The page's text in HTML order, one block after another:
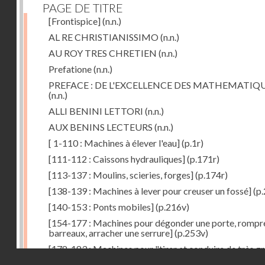
PAGE DE TITRE
[Frontispice](n.n.)
AL RE CHRISTIANISSIMO (n.n.)
AU ROY TRES CHRETIEN (n.n.)
Prefatione(n.n.)
PREFACE : DE L'EXCELLENCE DES
(n.n.)
ALLI BENINI LETTORI (n.n.)
AUX BENINS LECTEURS (n.n.)
[ 1-110 : Machines à élever l'eau](p.1r)
[111-112 : Caissons hydrauliques](p.171r)
[113-137 : Moulins, scieries, forges](p.174r)
[138-139 : Machines à lever pour creuser un fossé]
[140-153 : Ponts mobiles](p.216v)
[154-177 : Machines pour dégonder une porte,
barreaux, arracher une serrure](p.253v)
[178-183 : Machines pour "tirer et conduire de très